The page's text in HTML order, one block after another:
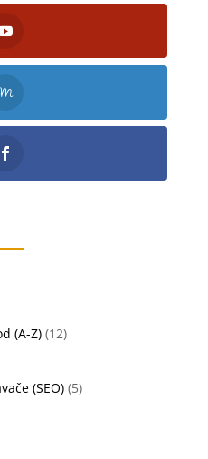
(A-Z)(12)
(SEO)(5)